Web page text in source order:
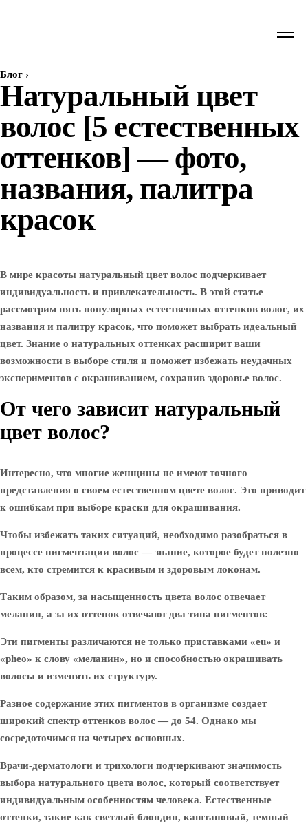
Блог ›
Натуральный цвет
волос [5 естественных
оттенков] — фото,
названия, палитра
красок
В мире красоты натуральный цвет волос подчеркивает
индивидуальность и привлекательность. В этой статье
рассмотрим пять популярных естественных оттенков волос, их
названия и палитру красок, что поможет выбрать идеальный
цвет. Знание о натуральных оттенках расширит ваши
возможности в выборе стиля и поможет избежать неудачных
экспериментов с окрашиванием, сохранив здоровье волос.
От чего зависит натуральный
цвет волос?
Интересно, что многие женщины не имеют точного
представления о своем естественном цвете волос. Это приводит
к ошибкам при выборе краски для окрашивания.
Чтобы избежать таких ситуаций, необходимо разобраться в
процессе пигментации волос — знание, которое будет полезно
всем, кто стремится к красивым и здоровым локонам.
Таким образом, за насыщенность цвета волос отвечает
меланин, а за их оттенок отвечают два типа пигментов:
Эти пигменты различаются не только приставками «eu» и
«pheo» к слову «меланин», но и способностью окрашивать
волосы и изменять их структуру.
Разное содержание этих пигментов в организме создает
широкий спектр оттенков волос — до 54. Однако мы
сосредоточимся на четырех основных.
Врачи-дерматологи и трихологи подчеркивают значимость
выбора натурального цвета волос, который соответствует
индивидуальным особенностям человека. Естественные
оттенки, такие как светлый блондин, каштановый, темный